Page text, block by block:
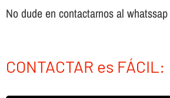
No dude en contactarnos al whatssap
CONTACTAR es FÁCIL: